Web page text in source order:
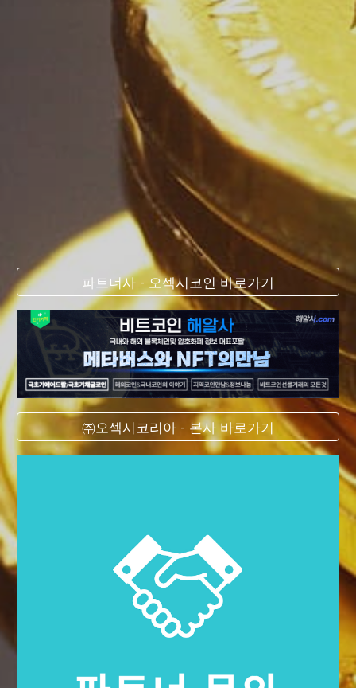
파트너사 - 오섹시코인 바로가기
㈜오섹시코리아 - 본사 바로가기